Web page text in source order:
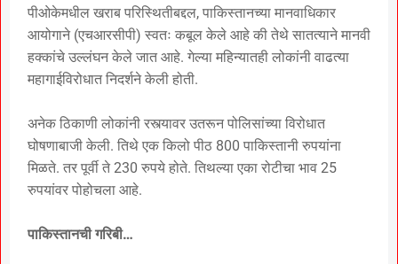
पीओकेमधील खराब परिस्थितीबद्दल, पाकिस्तानच्या मानवाधिकार
आयोगाने (एचआरसीपी) स्वतः कबूल केले आहे की तेथे सातत्याने मानवी
हक्कांचे उल्लंघन केले जात आहे. गेल्या महिन्यातही लोकांनी वाढत्या
महागाईविरोधात निदर्शने केली होती.
अनेक ठिकाणी लोकांनी रस्त्यावर उतरून पोलिसांच्या विरोधात
घोषणाबाजी केली. तिथे एक किलो पीठ 800 पाकिस्तानी रुपयांना
मिळते. तर पूर्वी ते 230 रुपये होते. तिथल्या एका रोटीचा भाव 25
रुपयांवर पोहोचला आहे.
पाकिस्तानची गरिबी…